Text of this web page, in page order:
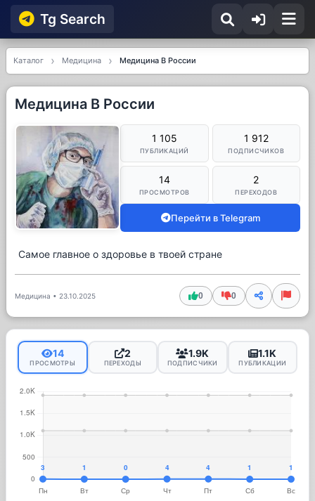
Tg Searсh
Каталог Медицина Медицина В России
Медицина В России
1 105
ПУБЛИКАЦИЙ
1 912
ПОДПИСЧИКОВ
14
ПРОСМОТРОВ
2
ПЕРЕХОДОВ
Перейти в Telegram
Самое главное о здоровье в твоей стране
Медицина • 23.10.2025 0 0
14
ПРОСМОТРЫ
2
ПЕРЕХОДЫ
1.9K
ПОДПИСЧИКИ
1.1K
ПУБЛИКАЦИИ